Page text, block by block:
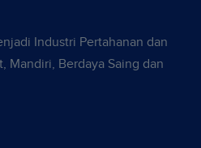
Industri Pertahanan dan
Mandiri, Berdaya Saing dan